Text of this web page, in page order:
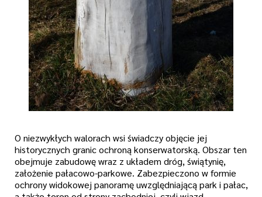
O niezwykłych walorach wsi świadczy objęcie jej
historycznych granic ochroną konserwatorską. Obszar ten
obejmuje zabudowę wraz z układem dróg, świątynię,
założenie pałacowo-parkowe. Zabezpieczono w formie
ochrony widokowej panoramę uwzględniającą park i pałac,